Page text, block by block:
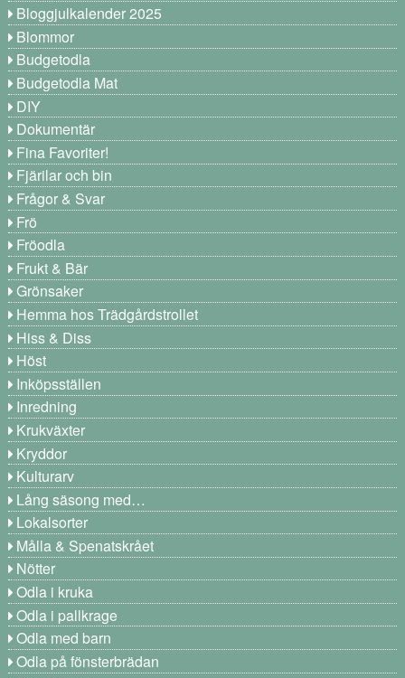
Bloggjulkalender 2025
Blommor
Budgetodla
Budgetodla Mat
DIY
Dokumentär
Fina Favoriter!
Fjärilar och bin
Frågor & Svar
Frö
Fröodla
Frukt & Bär
Grönsaker
Hemma hos Trädgårdstrollet
Hiss & Diss
Höst
Inköpsställen
Inredning
Krukväxter
Kryddor
Kulturarv
Lång säsong med…
Lokalsorter
Målla & Spenatskrået
Nötter
Odla i kruka
Odla i pallkrage
Odla med barn
Odla på fönsterbrädan